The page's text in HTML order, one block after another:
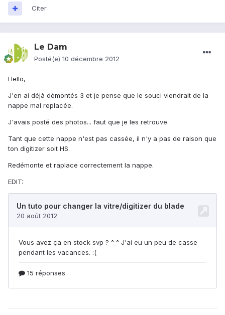
Citer
Le Dam
Posté(e) 10 décembre 2012
Hello,
J'en ai déjà démontés 3 et je pense que le souci viendrait de la
nappe mal replacée.
J'avais posté des photos... faut que je les retrouve.
Tant que cette nappe n'est pas cassée, il n'y a pas de raison que
ton digitizer soit HS.
Redémonte et raplace correctement la nappe.
EDIT: